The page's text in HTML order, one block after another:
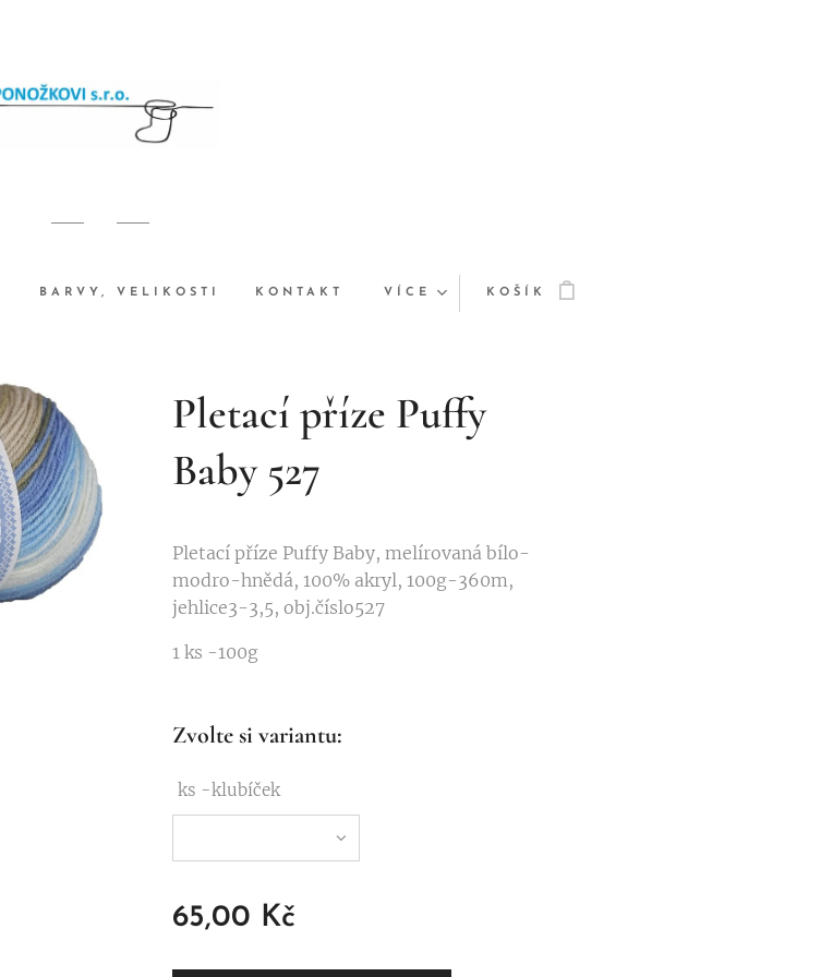
BARVY, VELIKOSTI KONTAKT VÍCE KOŠÍK
Pletací příze Puffy
Baby 527
Pletací příze Puffy Baby, melírovaná bílo-
modro-hnědá, 100% akryl, 100g-360m,
jehlice3-3,5, obj.číslo527
1 ks -100g
Zvolte si variantu:
ks -klubíček
65,00 Kč